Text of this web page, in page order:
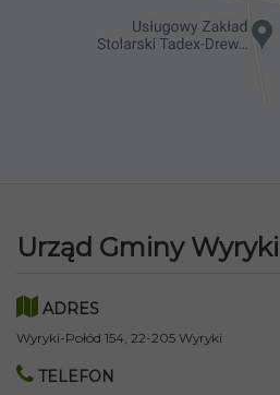
Urząd Gminy Wyryki
ADRES
Wyryki-Połód 154, 22-205 Wyryki
TELEFON